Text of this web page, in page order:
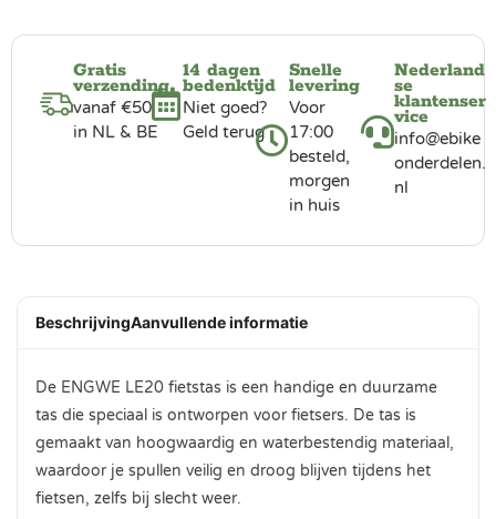
Gratis
verzending
vanaf €50
in NL & BE
14 dagen
bedenktijd
Niet goed?
Geld terug
Snelle
levering
Voor
17:00
besteld,
morgen
in huis
Nederland
se
klantenser
vice
info@ebike
onderdelen.
nl
BeschrijvingAanvullende informatie
De ENGWE LE20 fietstas is een handige en duurzame
tas die speciaal is ontworpen voor fietsers. De tas is
gemaakt van hoogwaardig en waterbestendig materiaal,
waardoor je spullen veilig en droog blijven tijdens het
fietsen, zelfs bij slecht weer.